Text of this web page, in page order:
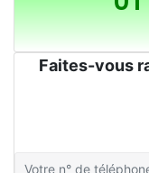
Faites-vous